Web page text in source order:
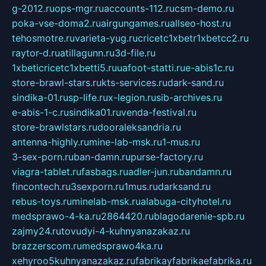
g-2012.ruops-mgr.ruaccounts-112.rucsm-demo.ru
poka-vse-doma2.ruairgungames.ruallseo-host.ru
tehosmotre.ruvarieta-yug.rucricetc1xbetr1xbetcc2.ru
raytor-d.ruatillagunn.ru3d-file.ru
1xbeticricetc1xbetti5.ruuafoot-statti.rue-abis1c.ru
store-brawl-stars.rukts-services.rudark-sand.ru
sindika-01.rusp-life.rux-legion.rusib-archives.ru
e-abis-1-c.rusindika01.ruvenda-festival.ru
store-brawlstars.rudooraleksandria.ru
antenna-highly.rumine-lab-msk.ru1-mus.ru
3-sex-porn.ruban-damn.rupurse-factory.ru
viagra-tablet.rufasbags.ruadler-jun.rubandamn.ru
fincontech.ru3sexporn.ru1mus.rudarksand.ru
rebus-toys.ruminelab-msk.rualabuga-cityhotel.ru
medsprawo-4-ka.ru2864420.rublagodarenie-spb.ru
zajmy24.rutovudyi-4-kuhnyanazakaz.ru
brazzerscom.rumedsprawo4ka.ru
xehyroo5kuhnyanazakaz.rufabrikayfabrikaefabrika.ru